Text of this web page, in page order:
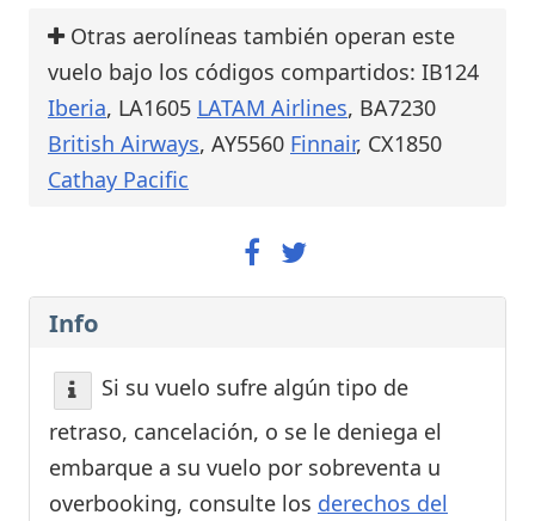
Otras aerolíneas también operan este
vuelo bajo los códigos compartidos: IB124
Iberia, LA1605 LATAM Airlines, BA7230
British Airways, AY5560 Finnair, CX1850
Cathay Pacific
Info
Si su vuelo sufre algún tipo de
retraso, cancelación, o se le deniega el
embarque a su vuelo por sobreventa u
overbooking, consulte los derechos del